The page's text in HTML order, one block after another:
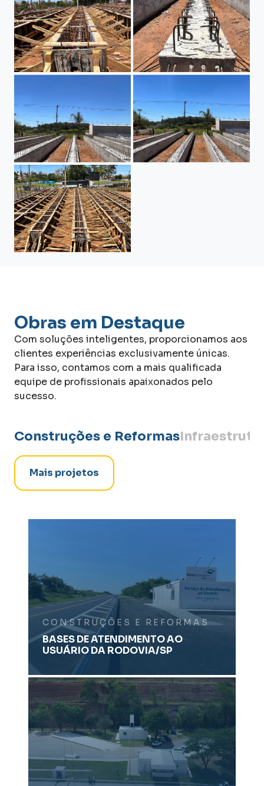
Obras em Destaque
Com soluções inteligentes, proporcionamos aos
clientes experiências exclusivamente únicas.
Para isso, contamos com a mais qualificada
equipe de profissionais apaixonados pelo
sucesso.
Construções e Reformas
Mais projetos
CONSTRUÇÕES E REFORMAS
BASES DE ATENDIMENTO AO
USUÁRIO DA RODOVIA/SP